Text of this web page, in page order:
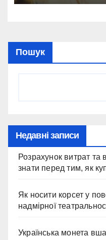
Пошук
Недавні записи
Розрахунок витрат та
знати перед тим, як
Як носити корсет у
надмірної
Українська монета